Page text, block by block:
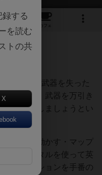
カフェ
ームで、武器を失った
押し入り、武器を万引き
から脱出しましょうとい
。
たコマを動かす・マップ
る・ポータルを使って英
ったアクションを手番の
する
を読む
トの共
X